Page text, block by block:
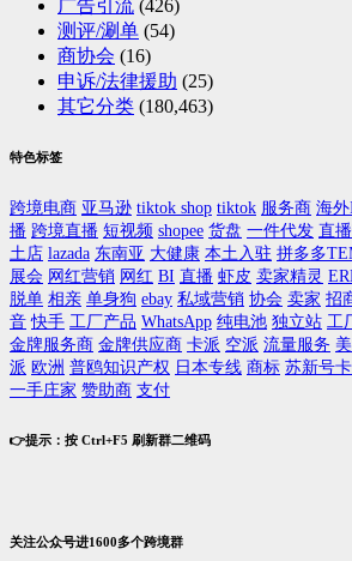
广告引流 (426)
测评/涮单 (54)
商协会 (16)
申诉/法律援助 (25)
其它分类 (180,463)
特色标签
跨境电商 亚马逊 tiktok shop tiktok 服务商 海
播 跨境直播 短视频 shopee 货盘 一件代发 直
土店 lazada 东南亚 大健康 本土入驻 拼多多
展会 网红营销 网红 BI 直播 虾皮 卖家精灵
脱单 相亲 单身狗 ebay 私域营销 协会 卖家 招
音 快手 工厂产品 WhatsApp 纯电池 独立站 工
金牌服务商 金牌供应商 卡派 空派 流量服务
派 欧洲 普鸥知识产权 日本专线 商标 苏新号
一手庄家 赞助商 支付
👉提示：按 Ctrl+F5 刷新群二维码
关注公众号进1600多个跨境群